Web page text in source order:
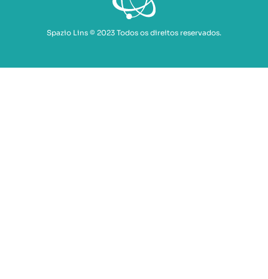
Spazio Lins © 2023 Todos os direitos reservados.